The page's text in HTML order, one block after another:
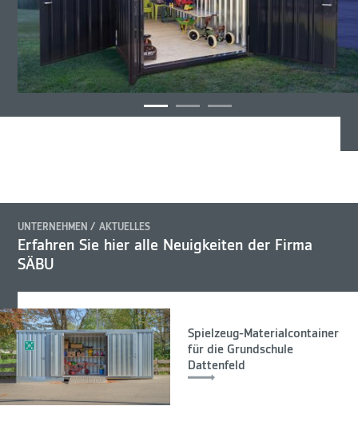
UNTERNEHMEN AKTUELLES
Erfahren Sie hier alle Neuigkeiten der Firma
SÄBU
Spielzeug-Materialcontainer
für die Grundschule
Dattenfeld